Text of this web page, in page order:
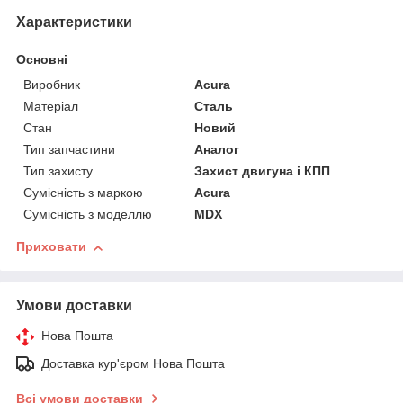
Характеристики
Основні
Виробник
Acura
Матеріал
Сталь
Стан
Новий
Тип запчастини
Аналог
Тип захисту
Захист двигуна і КПП
Сумісність з маркою
Acura
Сумісність з моделлю
MDX
Приховати
Умови доставки
Нова Пошта
Доставка кур'єром Нова Пошта
Всі умови доставки